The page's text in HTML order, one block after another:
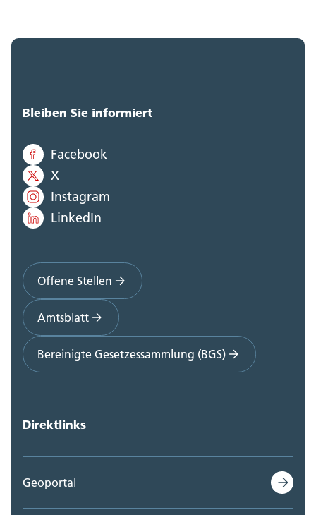
Bleiben Sie informiert
Facebook
X
Instagram
LinkedIn
Offene Stellen
Amtsblatt
Bereinigte Gesetzessammlung (BGS)
Direktlinks
Geoportal